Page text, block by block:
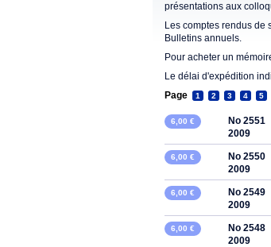
présentations aux
Les comptes rendus
Bulletins annuels.
Pour acheter un
Le délai d'expédition
Page
1 2 3 4 5
6,00 €
No 2551
2009
6,00 €
No 2550
2009
6,00 €
No 2549
2009
6,00 €
No 2548
2009